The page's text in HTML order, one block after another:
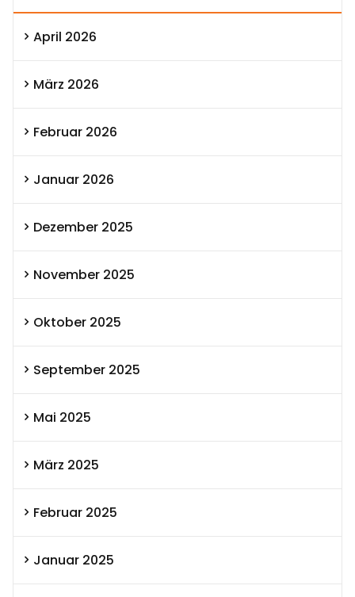
April 2026
März 2026
Februar 2026
Januar 2026
Dezember 2025
November 2025
Oktober 2025
September 2025
Mai 2025
März 2025
Februar 2025
Januar 2025